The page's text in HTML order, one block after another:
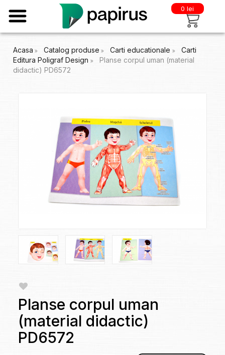
0 lei
Acasa Catalog produse Carti educationale
Carti
Editura Poligraf Design
Planse corpul uman (material
didactic) PD6572
Planse corpul uman
(material didactic)
PD6572